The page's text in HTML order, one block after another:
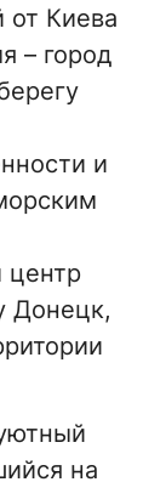
от Киева
– город
и
центр
Донецк,
на